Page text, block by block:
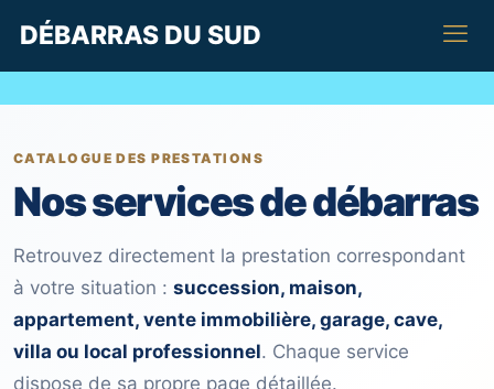
DÉBARRAS DU SUD
CATALOGUE DES PRESTATIONS
Nos services de débarras
Retrouvez directement la prestation correspondant
à votre situation : succession, maison,
appartement, vente immobilière, garage, cave,
villa ou local professionnel. Chaque service
dispose de sa propre page détaillée.